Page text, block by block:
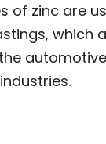
of zinc are
which